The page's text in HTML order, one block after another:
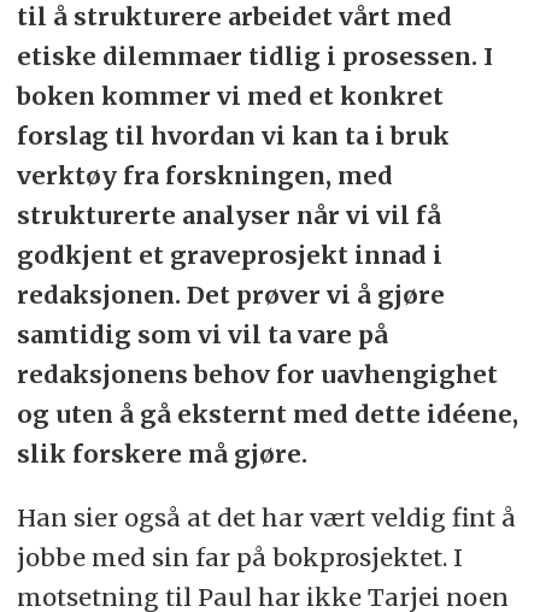
til å strukturere arbeidet vårt med
etiske dilemmaer tidlig i prosessen. I
boken kommer vi med et konkret
forslag til hvordan vi kan ta i bruk
verktøy fra forskningen, med
strukturerte analyser når vi vil få
godkjent et graveprosjekt innad i
redaksjonen. Det prøver vi å gjøre
samtidig som vi vil ta vare på
redaksjonens behov for uavhengighet
og uten å gå eksternt med dette idéene,
slik forskere må gjøre.
Han sier også at det har vært veldig fint å
jobbe med sin far på bokprosjektet. I
motsetning til Paul har ikke Tarjei noen